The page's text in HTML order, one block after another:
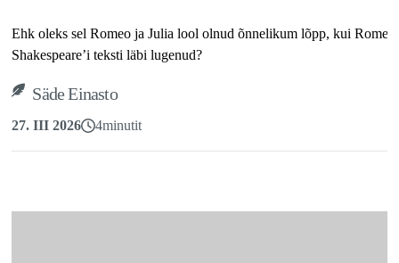
Ehk oleks sel Romeo ja Julia lool olnud õnnelikum lõpp, kui Romeo
Shakespeare’i teksti läbi lugenud?
Säde Einasto
27. III 2026 4minutit